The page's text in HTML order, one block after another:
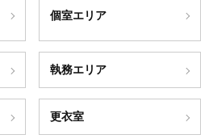
個室エリア
執務エリア
更衣室